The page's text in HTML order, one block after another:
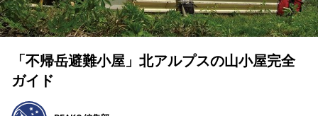
「不帰岳避難小屋」北アルプスの山小屋完全
ガイド